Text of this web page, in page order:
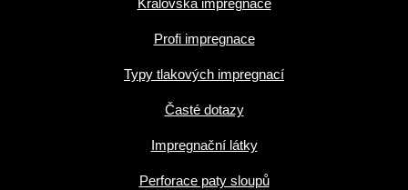
Profi impregnace
Typy tlakových impregnací
Časté dotazy
Impregnační látky
Perforace paty sloupů